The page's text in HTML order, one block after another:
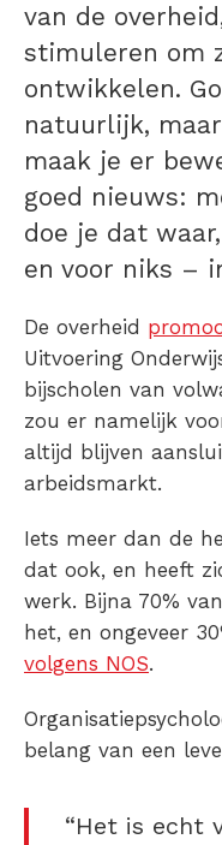
van de
stimuleren om
ontwikkelen.
natuurlijk,
maak je er
goed nieuws:
doe je dat
en voor niks –
De overheid
Uitvoering
bijscholen van
zou er namelijk
altijd blijven
arbeidsmarkt.
Iets meer dan de
dat ook, en heeft
werk. Bijna 70%
het, en ongeveer
volgens NOS.
belang van een
“Het is echt